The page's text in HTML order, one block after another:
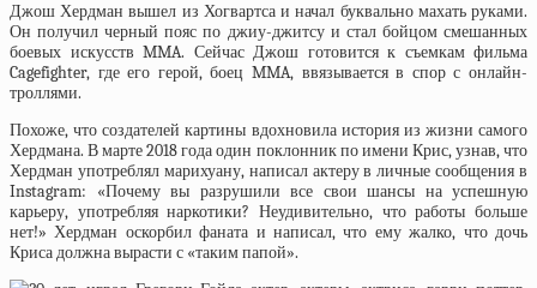
Джош Хердман вышел из Хогвартса и начал буквально махать руками.
Он получил черный пояс по джиу-джитсу и стал бойцом смешанных
боевых искусств MMA. Сейчас Джош готовится к съемкам фильма
Cagefighter, где его герой, боец MMA, ввязывается в спор с онлайн-
троллями.
Похоже, что создателей картины вдохновила история из жизни самого
Хердмана. В марте 2018 года один поклонник по имени Крис, узнав, что
Хердман употреблял марихуану, написал актеру в личные сообщения в
Instagram: «Почему вы разрушили все свои шансы на успешную
карьеру, употребляя наркотики? Неудивительно, что работы больше
нет!» Хердман оскорбил фаната и написал, что ему жалко, что дочь
Криса должна вырасти с «таким папой».